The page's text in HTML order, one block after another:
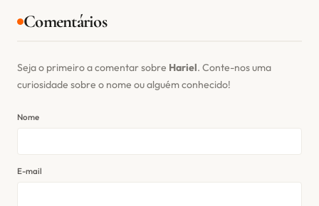
Comentários
Seja o primeiro a comentar sobre Hariel. Conte-nos uma
curiosidade sobre o nome ou alguém conhecido!
Nome
E-mail